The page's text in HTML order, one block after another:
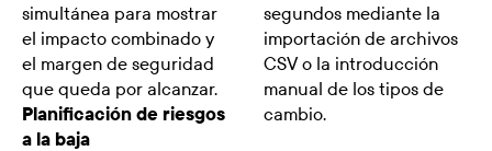
simultánea para mostrar
el impacto combinado y
el margen de seguridad
que queda por alcanzar.
Planificación de riesgos
a la baja
segundos mediante la
importación de archivos
CSV o la introducción
manual de los tipos de
cambio.